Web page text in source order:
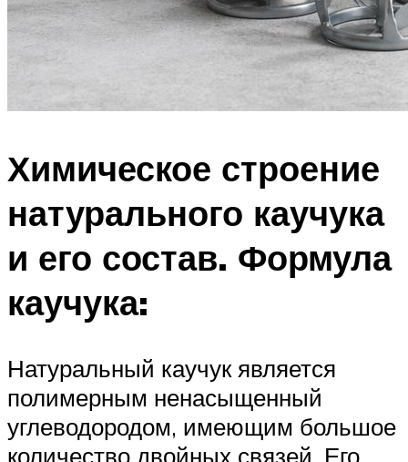
Химическое строение
натурального каучука
и его состав. Формула
каучука:
Натуральный каучук является
полимерным ненасыщенный
углеводородом, имеющим большое
количество двойных связей. Его